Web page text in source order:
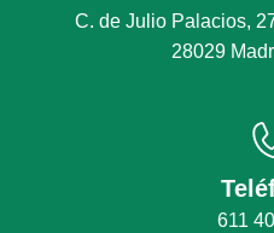
C. de Julio Palacios,
28029
611